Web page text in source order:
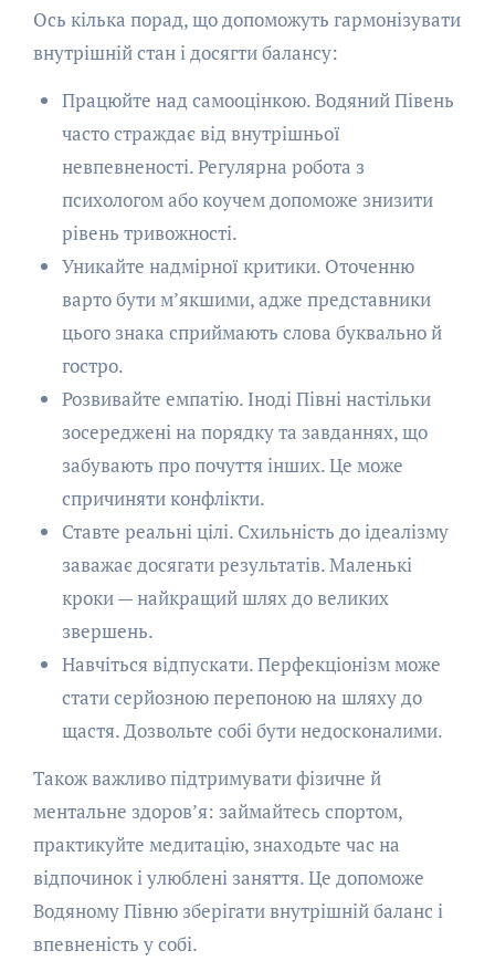
Ось кілька порад, що допоможуть гармонізувати
внутрішній стан і досягти балансу:
Працюйте над самооцінкою. Водяний Півень
часто страждає від внутрішньої
невпевненості. Регулярна робота з
психологом або коучем допоможе знизити
рівень тривожності.
Уникайте надмірної критики. Оточенню
варто бути м’якшими, адже представники
цього знака сприймають слова буквально й
гостро.
Розвивайте емпатію. Іноді Півні настільки
зосереджені на порядку та завданнях, що
забувають про почуття інших. Це може
спричиняти конфлікти.
Ставте реальні цілі. Схильність до ідеалізму
заважає досягати результатів. Маленькі
кроки — найкращий шлях до великих
звершень.
Навчіться відпускати. Перфекціонізм може
стати серйозною перепоною на шляху до
щастя. Дозвольте собі бути недосконалими.
Також важливо підтримувати фізичне й
ментальне здоров’я: займайтесь спортом,
практикуйте медитацію, знаходьте час на
відпочинок і улюблені заняття. Це допоможе
Водяному Півню зберігати внутрішній баланс і
впевненість у собі.